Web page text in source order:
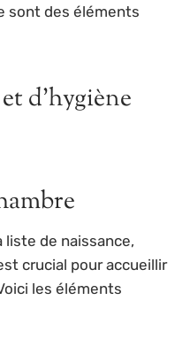
sont des éléments
d’hygiène
liste de naissance,
crucial pour accueillir
les éléments